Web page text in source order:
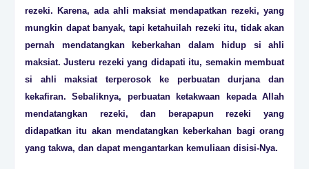
rezeki. Karena, ada ahli maksiat mendapatkan rezeki, yang
mungkin dapat banyak, tapi ketahuilah rezeki itu, tidak akan
pernah mendatangkan keberkahan dalam hidup si ahli
maksiat. Justeru rezeki yang didapati itu, semakin membuat
si ahli maksiat terperosok ke perbuatan durjana dan
kekafiran. Sebaliknya, perbuatan ketakwaan kepada Allah
mendatangkan rezeki, dan berapapun rezeki yang
didapatkan itu akan mendatangkan keberkahan bagi orang
yang takwa, dan dapat mengantarkan kemuliaan disisi-Nya.